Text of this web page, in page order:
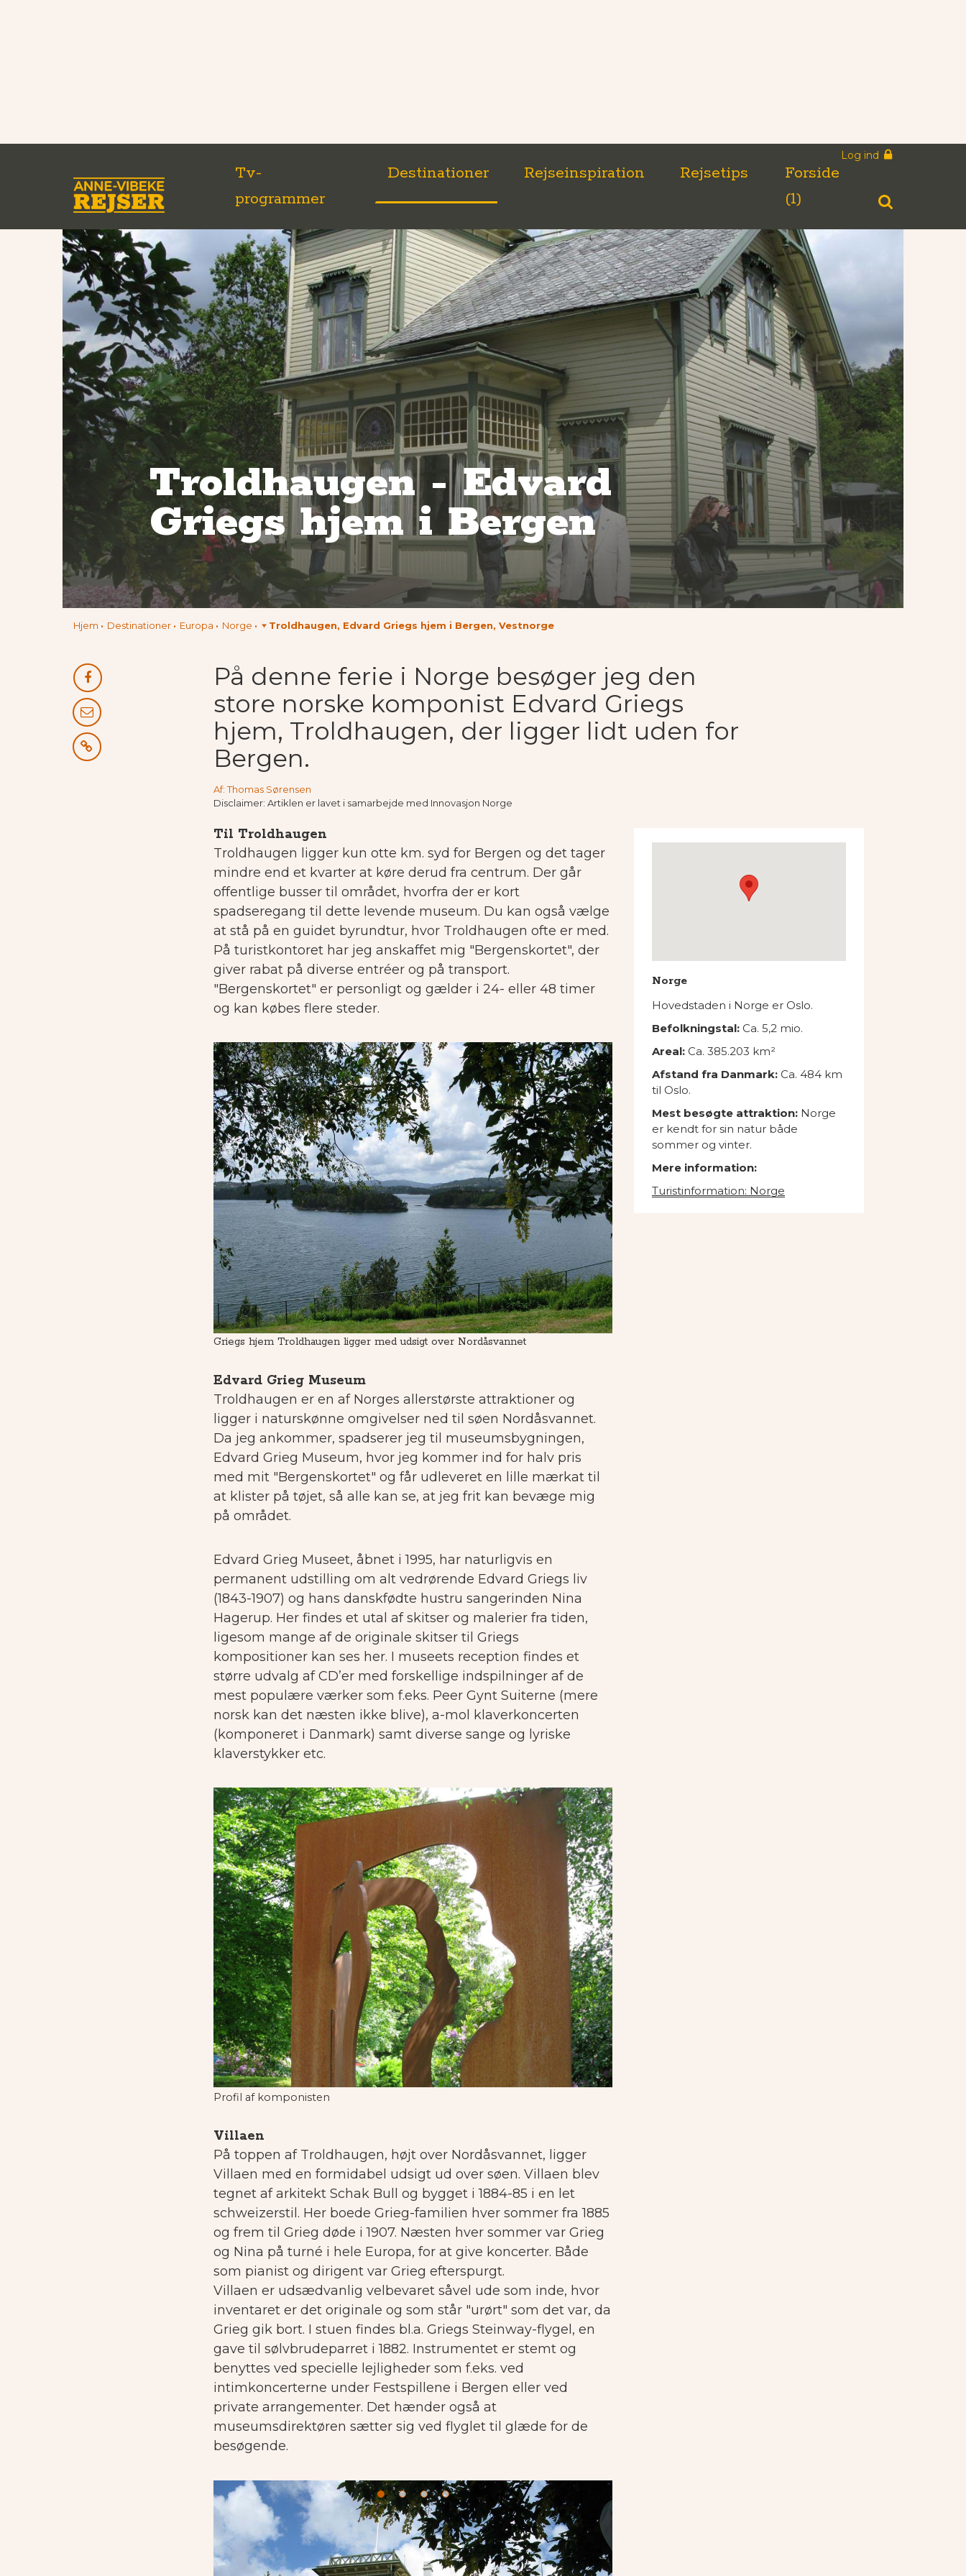
Log ind
Tv-
programmer
Destinationer Rejseinspiration Rejsetips
Forside
(1)
Troldhaugen - Edvard
Griegs hjem i Bergen
Hjem Destinationer Europa Norge Troldhaugen, Edvard Griegs hjem i Bergen, Vestnorge
På denne ferie i Norge besøger jeg den
store norske komponist Edvard Griegs
hjem, Troldhaugen, der ligger lidt uden for
Bergen.
Af: Thomas Sørensen
Disclaimer: Artiklen er lavet i samarbejde med Innovasjon Norge
Norge
Hovedstaden i Norge er Oslo.
Befolkningstal: Ca. 5,2 mio.
Areal: Ca. 385.203 km²
Afstand fra Danmark: Ca. 484 km
til Oslo.
Mest besøgte attraktion: Norge
er kendt for sin natur både
sommer og vinter.
Mere information:
Turistinformation: Norge
Til Troldhaugen
Troldhaugen ligger kun otte km. syd for Bergen og det tager
mindre end et kvarter at køre derud fra centrum. Der går
offentlige busser til området, hvorfra der er kort
spadseregang til dette levende museum. Du kan også vælge
at stå på en guidet byrundtur, hvor Troldhaugen ofte er med.
På turistkontoret har jeg anskaffet mig "Bergenskortet", der
giver rabat på diverse entréer og på transport.
"Bergenskortet" er personligt og gælder i 24- eller 48 timer
og kan købes flere steder.
Griegs hjem Troldhaugen ligger med udsigt over Nordåsvannet
Edvard Grieg Museum
Troldhaugen er en af Norges allerstørste attraktioner og
ligger i naturskønne omgivelser ned til søen Nordåsvannet.
Da jeg ankommer, spadserer jeg til museumsbygningen,
Edvard Grieg Museum, hvor jeg kommer ind for halv pris
med mit "Bergenskortet" og får udleveret en lille mærkat til
at klister på tøjet, så alle kan se, at jeg frit kan bevæge mig
på området.
Edvard Grieg Museet, åbnet i 1995, har naturligvis en
permanent udstilling om alt vedrørende Edvard Griegs liv
(1843-1907) og hans danskfødte hustru sangerinden Nina
Hagerup. Her findes et utal af skitser og malerier fra tiden,
ligesom mange af de originale skitser til Griegs
kompositioner kan ses her. I museets reception findes et
større udvalg af CD’er med forskellige indspilninger af de
mest populære værker som f.eks. Peer Gynt Suiterne (mere
norsk kan det næsten ikke blive), a-mol klaverkoncerten
(komponeret i Danmark) samt diverse sange og lyriske
klaverstykker etc.
Profil af komponisten
Villaen
På toppen af Troldhaugen, højt over Nordåsvannet, ligger
Villaen med en formidabel udsigt ud over søen. Villaen blev
tegnet af arkitekt Schak Bull og bygget i 1884-85 i en let
schweizerstil. Her boede Grieg-familien hver sommer fra 1885
og frem til Grieg døde i 1907. Næsten hver sommer var Grieg
og Nina på turné i hele Europa, for at give koncerter. Både
som pianist og dirigent var Grieg efterspurgt.
Villaen er udsædvanlig velbevaret såvel ude som inde, hvor
inventaret er det originale og som står "urørt" som det var, da
Grieg gik bort. I stuen findes bl.a. Griegs Steinway-flygel, en
gave til sølvbrudeparret i 1882. Instrumentet er stemt og
benyttes ved specielle lejligheder som f.eks. ved
intimkoncerterne under Festspillene i Bergen eller ved
private arrangementer. Det hænder også at
museumsdirektøren sætter sig ved flyglet til glæde for de
besøgende.